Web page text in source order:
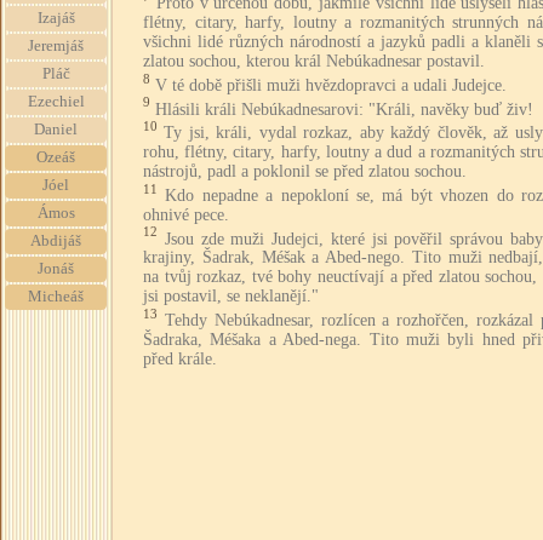
Izajáš
Jeremjáš
Pláč
Ezechiel
Daniel
Ozeáš
Jóel
Ámos
Abdijáš
Jonáš
Micheáš
flétny, citary, harfy, loutny a rozmanitých strunných
všichni lidé různých národností a jazyků padli a klaněli
zlatou sochou, kterou král Nebúkadnesar postavil.
8 V té době přišli muži hvězdopravci a udali Judejce.
9 Hlásili králi Nebúkadnesarovi: "Králi, navěky buď živ!
10 Ty jsi, králi, vydal rozkaz, aby každý člověk, až
rohu, flétny, citary, harfy, loutny a dud a rozmanitých
nástrojů, padl a poklonil se před zlatou sochou.
11
Kdo nepadne a nepokloní se, má být vhozen do
ohnivé pece.
12 Jsou zde muži Judejci, které jsi pověřil správou
krajiny, Šadrak, Méšak a Abed-nego. Tito muži
na tvůj rozkaz, tvé bohy neuctívají a před zlatou sochou,
jsi postavil, se neklanějí."
13 Tehdy Nebúkadnesar, rozlícen a rozhořčen, rozkázal
Šadraka, Méšaka a Abed-nega. Tito muži byli hned
před krále.